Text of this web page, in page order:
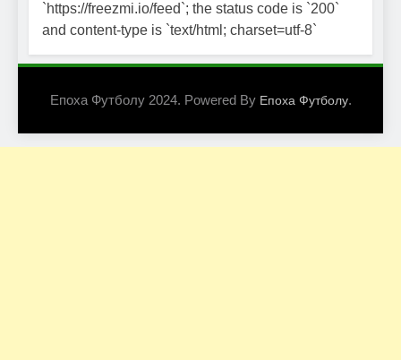
`https://freezmi.io/feed`; the status code is `200`
and content-type is `text/html; charset=utf-8`
Епоха Футболу 2024. Powered By Епоха Футболу.